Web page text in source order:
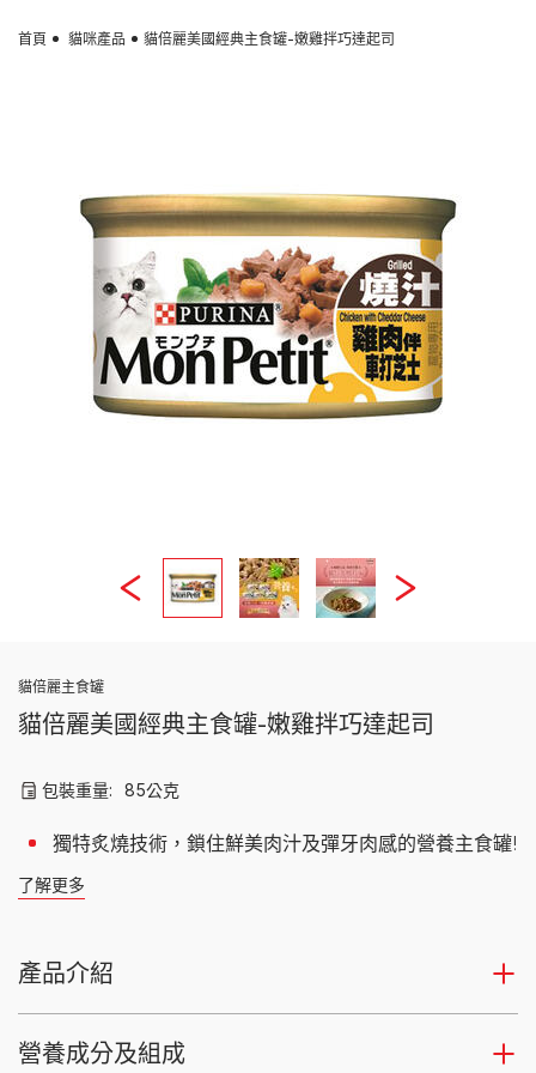
首頁 貓咪產品 貓倍麗美國經典主食罐-嫩雞拌巧達起司
貓倍麗主食罐
貓倍麗美國經典主食罐-嫩雞拌巧達起司
包裝重量: 85公克
獨特炙燒技術，鎖住鮮美肉汁及彈牙肉感的營養主食罐!
了解更多
產品介紹
營養成分及組成